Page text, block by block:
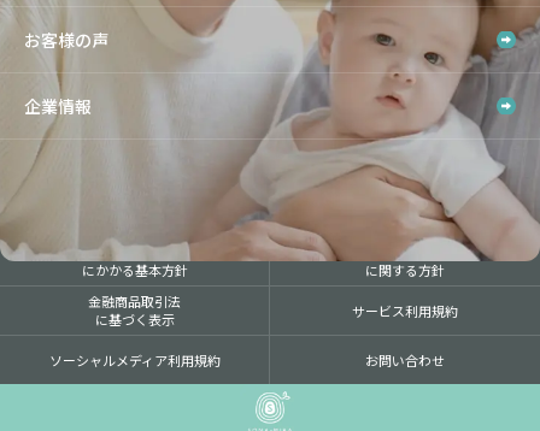
お客様の声
企業情報
個人情報保護方針
反社会的勢力への対応
にかかる基本方針
お客さま本位の業務運営
に関する方針
金融商品取引法
に基づく表示
サービス利用規約
ソーシャルメディア利用規約 お問い合わせ